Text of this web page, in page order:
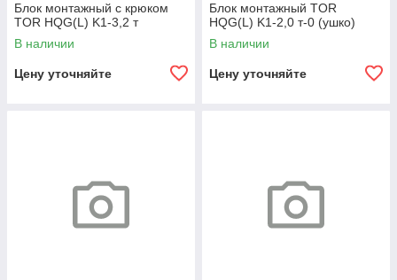
Блок монтажный с крюком
TOR HQG(L) K1-3,2 т
В наличии
Цену уточняйте
Блок монтажный TOR
HQG(L) K1-2,0 т-0 (ушко)
В наличии
Цену уточняйте